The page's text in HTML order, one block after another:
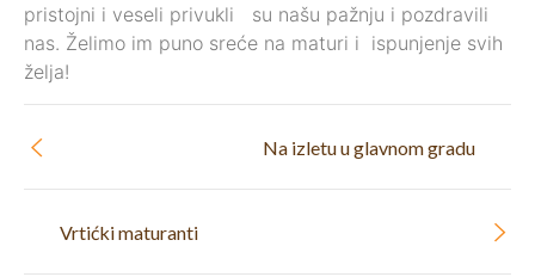
pristojni i veseli privukli su našu pažnju i pozdravili
nas. Želimo im puno sreće na maturi i ispunjenje svih
želja!
Vrtićki maturanti
Na izletu u glavnom gradu